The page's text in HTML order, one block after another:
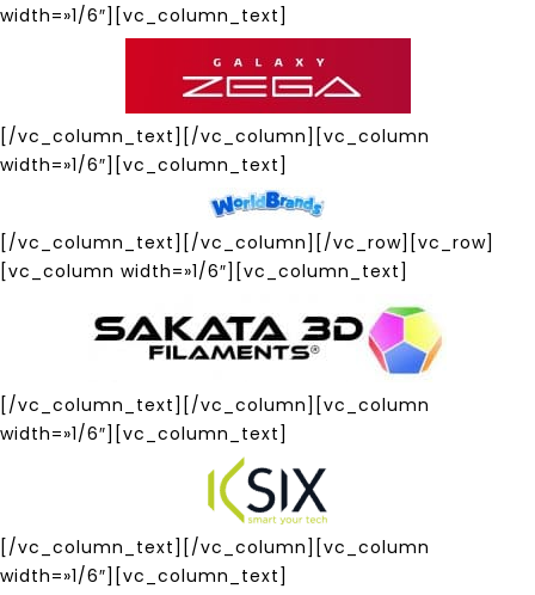
width=»1/6″][vc_column_text]
[/vc_column_text][/vc_column][vc_column
width=»1/6″][vc_column_text]
[/vc_column_text][/vc_column][/vc_row][vc_row]
[vc_column width=»1/6″][vc_column_text]
[/vc_column_text][/vc_column][vc_column
width=»1/6″][vc_column_text]
[/vc_column_text][/vc_column][vc_column
width=»1/6″][vc_column_text]